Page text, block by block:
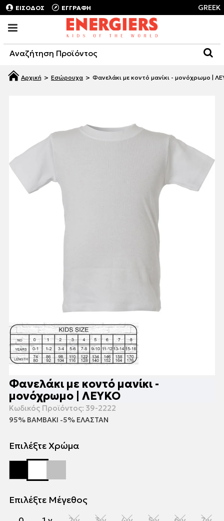
ΕΙΣΟΔΟΣ ΕΓΓΡΑΦΗ GREEK
Εσώρουχα Φανελάκι με κοντό μανίκι - μονόχρωμο |
Φανελάκι με κοντό μανίκι -
μονόχρωμο | ΛΕΥΚΟ
Κωδικός Προϊόντος: 39-2222
95% ΒΑΜΒΑΚΙ -5% ΕΛΑΣΤΑΝ
Επιλέξτε Χρώμα
Επιλέξτε Μέγεθος